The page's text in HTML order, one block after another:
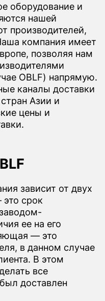
оборудование и
нашей
производителей,
компания имеет
позволяя нам
OBLF) напрямую.
каналы доставки
Азии и
цены и
зависит от двух
срок
ее на его
— это
в данном случае
В этом
все
доставлен